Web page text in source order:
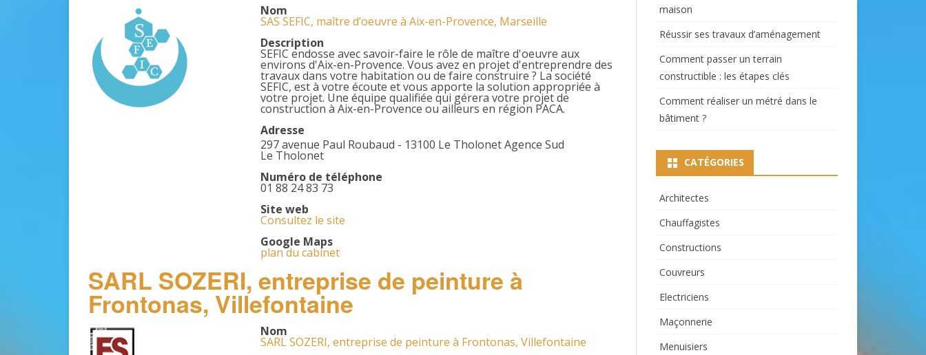
Nom
SAS SEFIC, maître d’oeuvre à Aix-en-Provence, Marseille
Description
SEFIC endosse avec savoir-faire le rôle de maître d'oeuvre aux
environs d'Aix-en-Provence. Vous avez en projet d'entreprendre des
travaux dans votre habitation ou de faire construire ? La société
SEFIC, est à votre écoute et vous apporte la solution appropriée à
votre projet. Une équipe qualifiée qui gérera votre projet de
construction à Aix-en-Provence ou ailleurs en région PACA.
Adresse
297 avenue Paul Roubaud - 13100 Le Tholonet Agence Sud
Le Tholonet
Numéro de téléphone
01 88 24 83 73
Site web
Consultez le site
Google Maps
plan du cabinet
SARL SOZERI, entreprise de peinture à
Frontonas, Villefontaine
Nom
SARL SOZERI, entreprise de peinture à Frontonas, Villefontaine
maison
Réussir ses travaux d’aménagement
Comment passer un terrain
constructible : les étapes clés
Comment réaliser un métré dans le
bâtiment ?
CATÉGORIES
Architectes
Chauffagistes
Constructions
Couvreurs
Electriciens
Maçonnerie
Menuisiers